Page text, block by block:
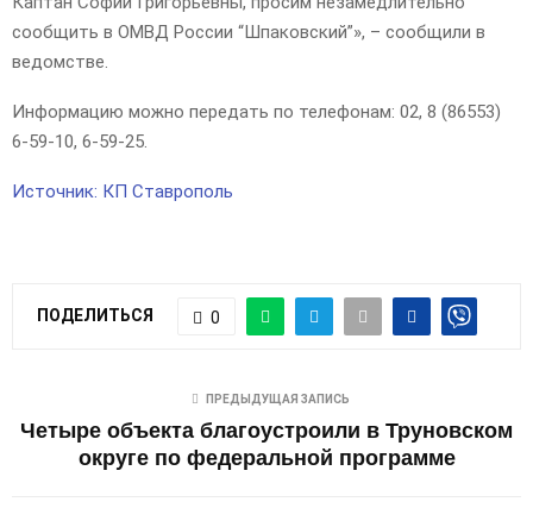
сообщить в ОМВД России “Шпаковский”», – сообщили в
ведомстве.
Информацию можно передать по телефонам: 02, 8 (86553)
6-59-10, 6-59-25.
Источник: КП Ставрополь
ПОДЕЛИТЬСЯ 0
ПРЕДЫДУЩАЯ ЗАПИСЬ
Четыре объекта благоустроили в Труновском
округе по федеральной программе